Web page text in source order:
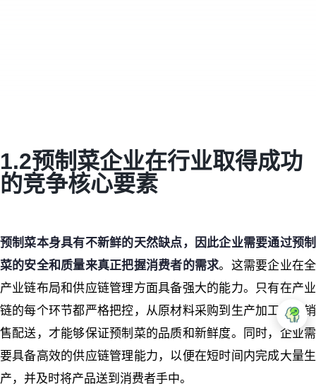
1.2预制菜企业在行业取得成功
的竞争核心要素
预制菜本身具有不新鲜的天然缺点，因此企业需要通过预制
菜的安全和质量来真正把握消费者的需求。这需要企业在全
产业链布局和供应链管理方面具备强大的能力。只有在产业
链的每个环节都严格把控，从原材料采购到生产加工再到销
售配送，才能够保证预制菜的品质和新鲜度。同时，企业需
要具备高效的供应链管理能力，以便在短时间内完成大量生
产，并及时将产品送到消费者手中。